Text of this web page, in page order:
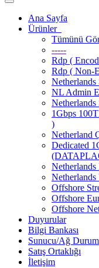
Toggle
navigationAna Sayfa
Ürünler
Tümünü
-----
Rdp (
Rdp ( Non-
Netherlands
NL Admin
Netherlands
1Gbps
)
Netherland
Dedicated
Netherlands
Netherlands
Offshore
Offshore
Offshore
Duyurular
Bilgi Bankası
Sunucu/Ağ
Satış Ortaklığı
İletişim